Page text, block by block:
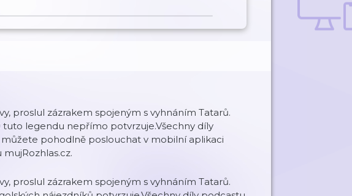
proslul zázrakem spojeným s vyhnáním Tatarů.
legendu nepřímo potvrzuje.Všechny díly
pohodlně poslouchat v mobilní aplikaci
proslul zázrakem spojeným s vyhnáním Tatarů.